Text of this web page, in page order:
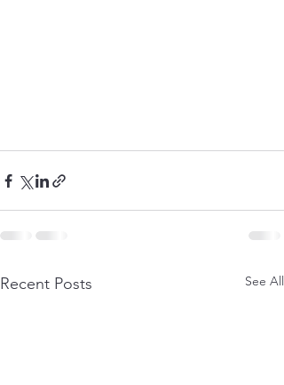
Recent Posts See All